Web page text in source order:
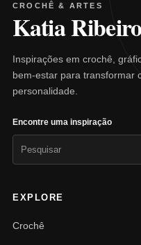
CROCHÊ & ARTES
Katia Ribeiro
Inspirações em crochê,
bem-estar para transformar
personalidade.
Encontre uma inspiração
EXPLORE
Crochê